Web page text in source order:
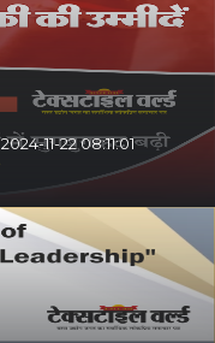
2024-11-22 08:11:01